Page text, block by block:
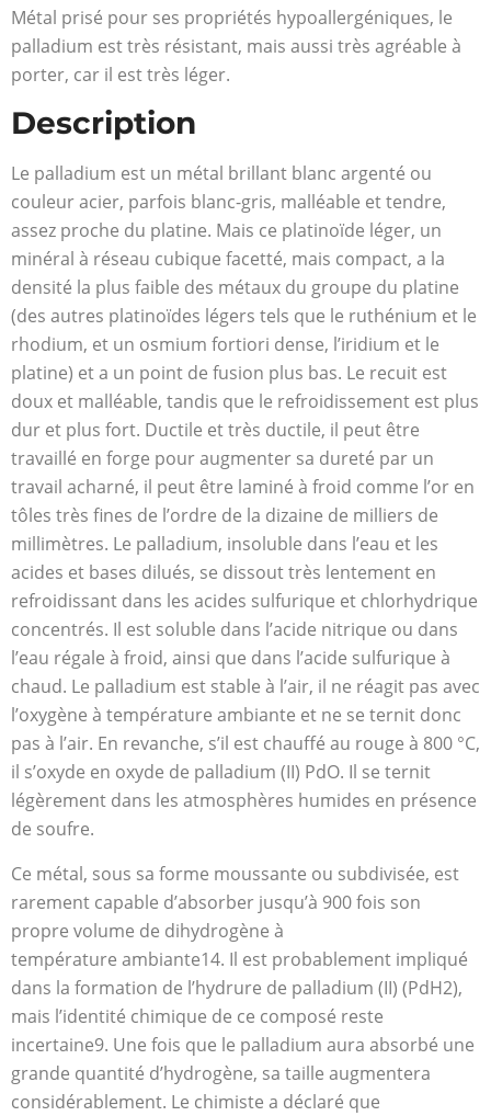
Métal prisé pour ses propriétés hypoallergéniques, le
palladium est très résistant, mais aussi très agréable à
porter, car il est très léger.
Description
Le palladium est un métal brillant blanc argenté ou
couleur acier, parfois blanc-gris, malléable et tendre,
assez proche du platine. Mais ce platinoïde léger, un
minéral à réseau cubique facetté, mais compact, a la
densité la plus faible des métaux du groupe du platine
(des autres platinoïdes légers tels que le ruthénium et le
rhodium, et un osmium fortiori dense, l’iridium et le
platine) et a un point de fusion plus bas. Le recuit est
doux et malléable, tandis que le refroidissement est plus
dur et plus fort. Ductile et très ductile, il peut être
travaillé en forge pour augmenter sa dureté par un
travail acharné, il peut être laminé à froid comme l’or en
tôles très fines de l’ordre de la dizaine de milliers de
millimètres. Le palladium, insoluble dans l’eau et les
acides et bases dilués, se dissout très lentement en
refroidissant dans les acides sulfurique et chlorhydrique
concentrés. Il est soluble dans l’acide nitrique ou dans
l’eau régale à froid, ainsi que dans l’acide sulfurique à
chaud. Le palladium est stable à l’air, il ne réagit pas avec
l’oxygène à température ambiante et ne se ternit donc
pas à l’air. En revanche, s’il est chauffé au rouge à 800 °C,
il s’oxyde en oxyde de palladium (II) PdO. Il se ternit
légèrement dans les atmosphères humides en présence
de soufre.
Ce métal, sous sa forme moussante ou subdivisée, est
rarement capable d’absorber jusqu’à 900 fois son
propre volume de dihydrogène à
température ambiante14. Il est probablement impliqué
dans la formation de l’hydrure de palladium (II) (PdH2),
mais l’identité chimique de ce composé reste
incertaine9. Une fois que le palladium aura absorbé une
grande quantité d’hydrogène, sa taille augmentera
considérablement. Le chimiste a déclaré que